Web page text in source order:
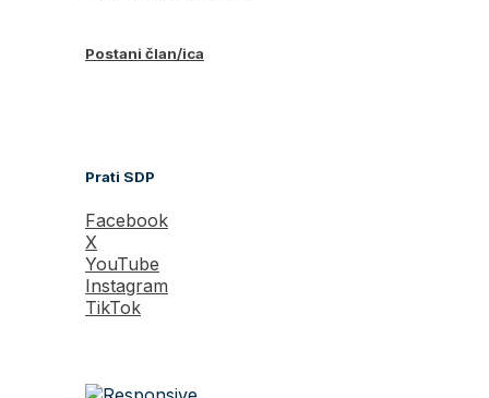
Postani član/ica
Prati SDP
Facebook
X
YouTube
Instagram
TikTok